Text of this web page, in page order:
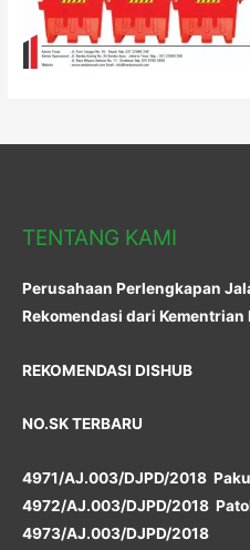
TENTANG KAMI
Perusahaan Perlengkapan
Rekomendasi dari
REKOMENDASI DISHUB
NO.SK TERBARU
4971/AJ.003/DJPD/2018
4972/AJ.003/DJPD/2018
4973/AJ.003/DJPD/2018